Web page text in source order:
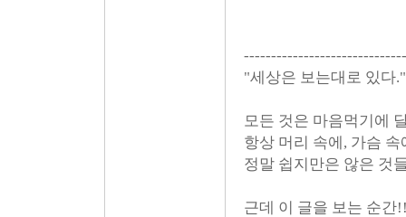
"세상은 보는대로 있다."
모든 것은 마음먹기에
항상 머리 속에, 가슴
정말 쉽지만은 않은 것
근데 이 글을 보는 순간